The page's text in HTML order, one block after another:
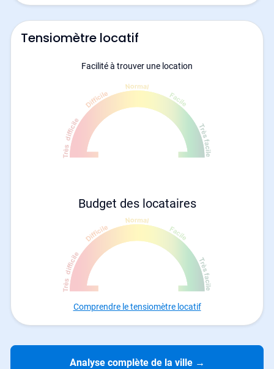
Tensiomètre locatif
Facilité à trouver une location
Budget des locataires
Comprendre le tensiomètre locatif
Analyse complète de la ville →